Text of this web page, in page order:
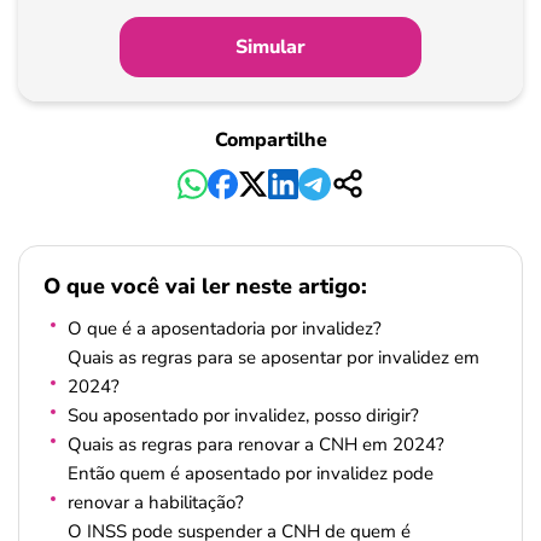
Simular
Compartilhe
O que você vai ler neste artigo:
O que é a aposentadoria por invalidez?
Quais as regras para se aposentar por invalidez em
2024?
Sou aposentado por invalidez, posso dirigir?
Quais as regras para renovar a CNH em 2024?
Então quem é aposentado por invalidez pode
renovar a habilitação?
O INSS pode suspender a CNH de quem é